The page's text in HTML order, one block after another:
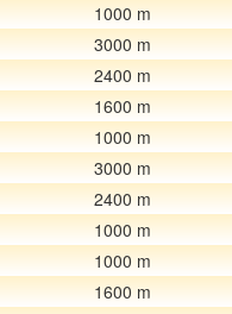
1000 m
3000 m
2400 m
1600 m
1000 m
3000 m
2400 m
1000 m
1000 m
1600 m